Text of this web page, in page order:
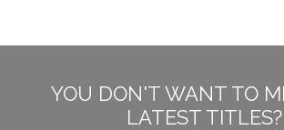
YOU DON'T WANT TO
LATEST TITLES?